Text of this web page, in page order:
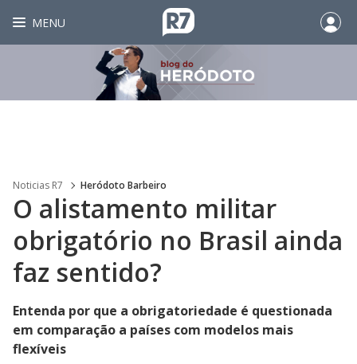
MENU
Noticias R7 Heródoto Barbeiro
O alistamento militar
obrigatório no Brasil ainda
faz sentido?
Entenda por que a obrigatoriedade é questionada
em comparação a países com modelos mais
flexíveis